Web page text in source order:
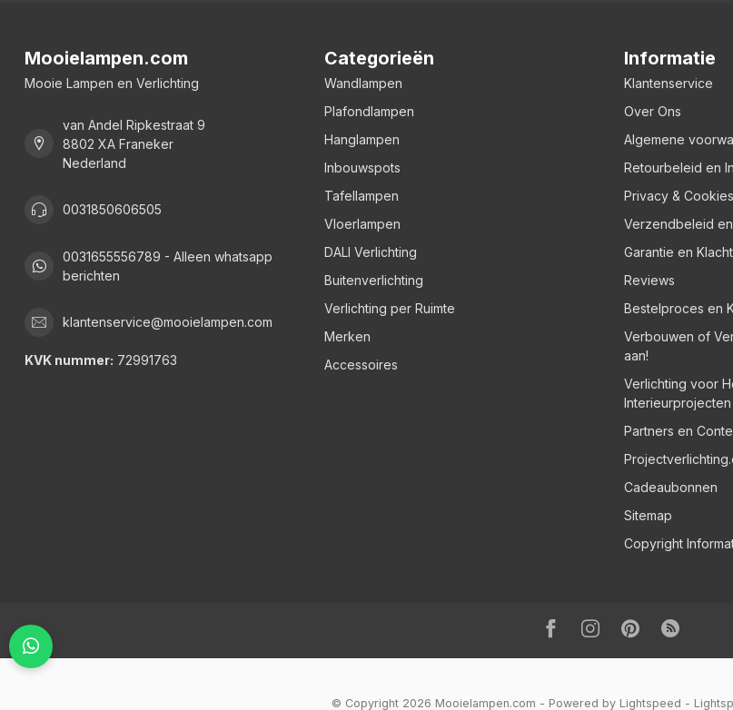
Mooielampen.com
Mooie Lampen en Verlichting
van Andel Ripkestraat 9
8802 XA Franeker
Nederland
0031850606505
0031655556789 - Alleen whatsapp
berichten
klantenservice@mooielampen.com
KVK nummer: 72991763
Categorieën
Wandlampen
Plafondlampen
Hanglampen
Inbouwspots
Tafellampen
Vloerlampen
DALI Verlichting
Buitenverlichting
Verlichting per Ruimte
Merken
Accessoires
Informatie
Klantenservice
Over Ons
Algemene
Retourbeleid en
Privacy & Cookies
Verzendbeleid
Garantie en
Reviews
Bestelproces en
Verbouwen of
aan!
Verlichting voor
Interieurprojecten
Partners en
Cadeaubonnen
Sitemap
Copyright
© Copyright 2026 Mooielampen.com - Powered by Lightspeed -